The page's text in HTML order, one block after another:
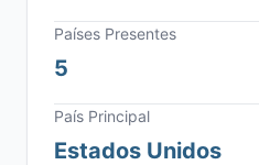
Países Presentes
5
País Principal
Estados Unidos